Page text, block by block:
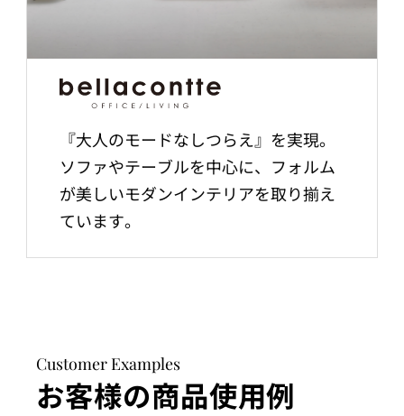
『大人のモードなしつらえ』を実現。
ソファやテーブルを中心に、フォルム
が美しいモダンインテリアを取り揃え
ています。
Customer Examples
お客様の商品使用例